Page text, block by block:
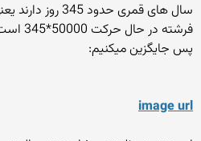
سال های قمری
فرشته در حال حرکت 50000*345 است.
پس جایگزین میکنیم:
image url